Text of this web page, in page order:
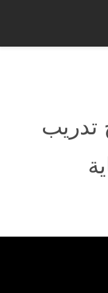
تدريب